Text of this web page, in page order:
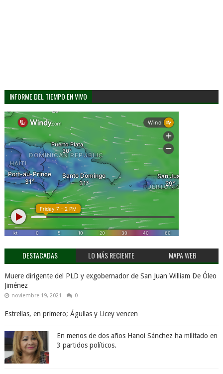
INFORME DEL TIEMPO EN VIVO
DESTACADAS LO MÁS RECIENTE MAPA WEB
Muere dirigente del PLD y exgobernador de San Juan William De Óleo
Jiménez
noviembre 19, 2021 0
Estrellas, en primero; Águilas y Licey vencen
En menos de dos años Hanoi Sánchez ha militado en
3 partidos políticos.